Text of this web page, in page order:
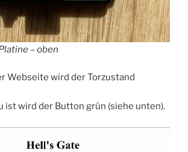
– oben
Webseite wird der Torzustand
ist wird der Button grün (siehe unten).